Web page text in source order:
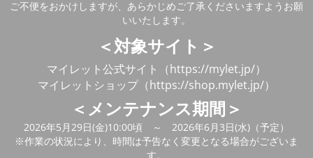
ご不便をおかけしますが、あらかじめご了承くださいますようお願
いいたします。
＜対象サイト＞
マイレット公式サイト（https://mylet.jp/）
マイレットショップ（https://shop.mylet.jp/）
＜メンテナンス期間＞
2026年5月29日(金)10:00頃 ～ 2026年6月3日(水)（予定）
※作業の状況により、時間は予告なく変更となる場合がございま
す。